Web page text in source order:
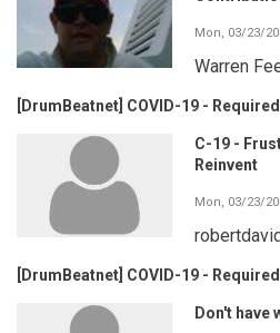
Mon, 03/23/
Warren
[DrumBeatnet] COVID-19 -
C-19 -
Reinvent
Mon, 03/23/
[DrumBeatnet] COVID-19 -
Don't have